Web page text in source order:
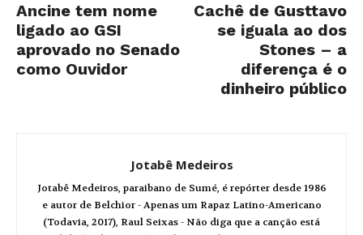
Ancine tem nome
ligado ao GSI
aprovado no Senado
como Ouvidor
Cachê de Gusttavo
se iguala ao dos
Stones – a
diferença é o
dinheiro público
Jotabê Medeiros
Jotabê Medeiros, paraibano de Sumé, é repórter desde 1986
e autor de Belchior - Apenas um Rapaz Latino-Americano
(Todavia, 2017), Raul Seixas - Não diga que a canção está